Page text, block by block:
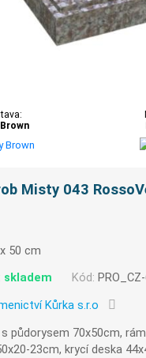
Misty 043
50 cm
skladem Kód:
Kůrka s.r.o
půdorysem 70x50cm,
23cm, krycí deska